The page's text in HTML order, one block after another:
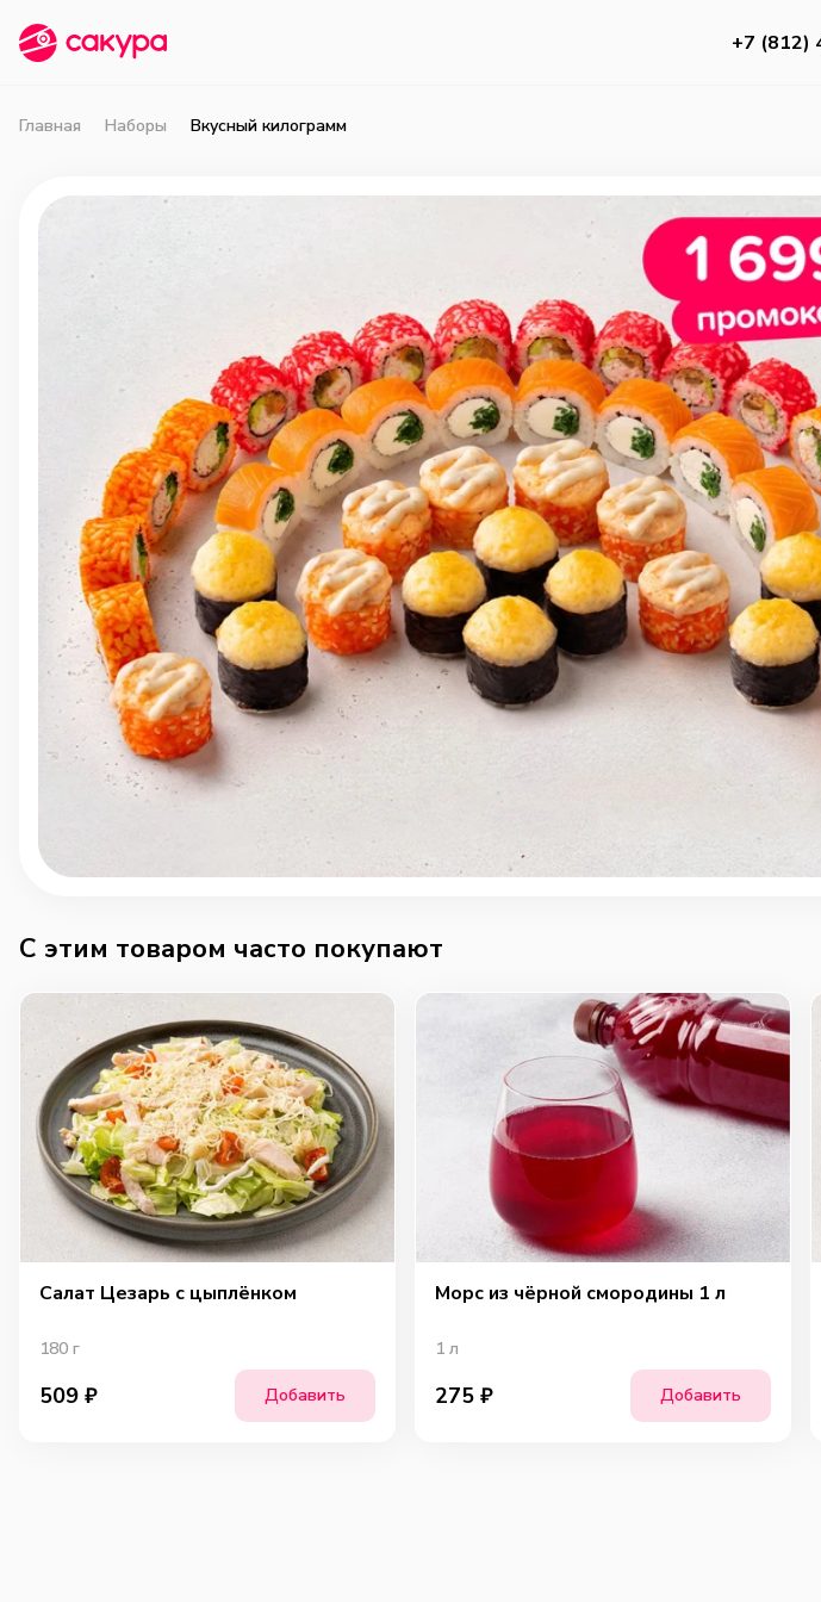
+7 (812)
Главная Наборы Вкусный килограмм
C этим товаром часто покупают
Салат Цезарь с цыплёнком
180 г
509 ₽ Добавить
Морс из чёрной смородины 1 л
1 л
275 ₽ Добавить